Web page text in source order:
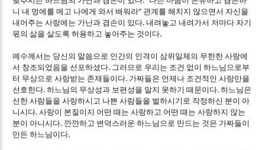
니 내 멍에를 메고 나에게 와서 배워라” 관계를 해치지 않으면서 자신을
내어주는 사랑에는 가난과 겸손이 있다.내려놓고 내려가서 저마다 자기
몫의 삶을 살도록 허용하고 놓아주는 것이다.
예수께서는 당신의 말씀으로 인간의 인격이 삼위일체의 무한한 사랑에
서 창조되었음을 선포하셨다. 그러므로 우리는 조건 없이 하느님으로부
터 무상으로 사랑받는 존재들이다. 가짜들은 언제나 조건적인 사랑만을
선호한다.하느님의 무상성과 보편성을 알지 못하기 때문이다.하느님은
선한 사람들을 사랑하시고 나쁜 사람들을 벌하시기로 작정하신 분이 아
니시다.사랑이 본질이지 어떤 때는 사랑하고 어떤 때는 사랑하지 않는
분이 아니시다. 깐깐하고 변덕스러운 하느님으로 만드는 것은 가짜들이
만든 하느님이다.